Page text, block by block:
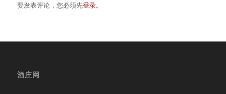
要发表评论，您必须先登录。
酒庄网